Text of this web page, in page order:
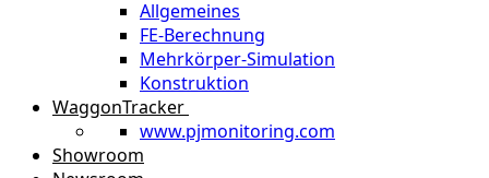
Allgemeines
FE-Berechnung
Mehrkörper-Simulation
Konstruktion
WaggonTracker
www.pjmonitoring.com
Showroom